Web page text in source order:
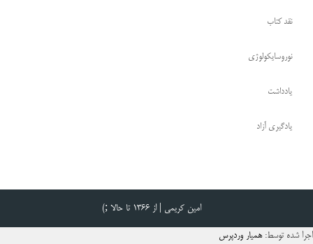
نقد کتاب
نوروسایکولوژی
یادداشت
یادگیری آزاد
امین کریمی | از ۱۳۶۶ تا حالا ;)
اجرا شده توسط:همیار وردپرس